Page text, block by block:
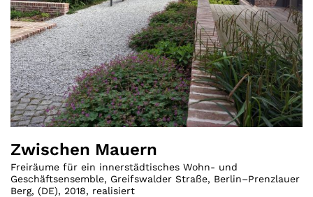
Zwischen Mauern
Freiräume für ein innerstädtisches Wohn- und
Geschäftsensemble, Greifswalder Straße, Berlin–Prenzlauer
Berg, (DE), 2018, realisiert